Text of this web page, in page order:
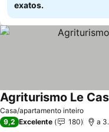
exatos.
Casa/apartamento inteiro
Agriturismo Le
9,2 Excelente 180 a